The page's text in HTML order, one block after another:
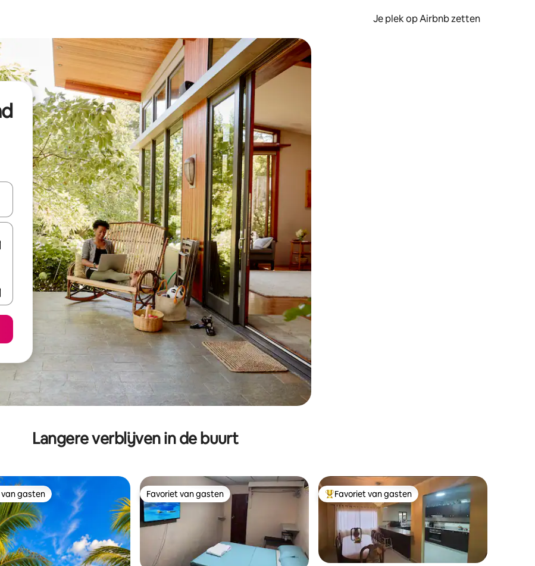
Je plek op Airbnb zetten
keuze met je de pijltjestoetsen omhoog en omlaag, óf door te tikken of swipen.
Langere verblijven in de buurt
van gasten
van gasten Favoriet van gasten
Favoriet van gasten Topfavoriet van gasten
Favoriet van gasten